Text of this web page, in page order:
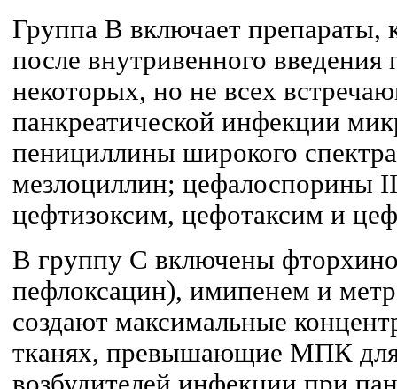
Группа B включает препараты,
после внутривенного
некоторых, но не всех
панкреатической инфекции
пенициллины широкого
мезлоциллин; цефалоспорины
цефтизоксим, цефотаксим и
В группу C включены
пефлоксацин), имипенем и
создают максимальные
тканях, превышающие МПК